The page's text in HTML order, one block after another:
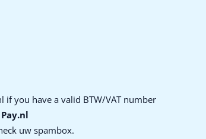
if you have a valid BTW/VAT number
Pay.nl
uw spambox.